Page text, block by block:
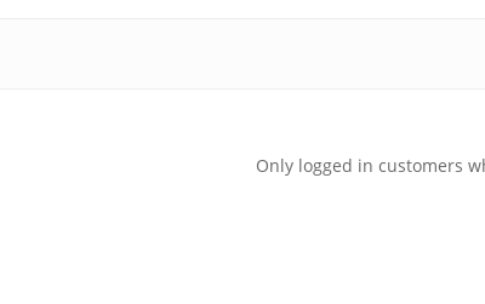
Only logged in customers